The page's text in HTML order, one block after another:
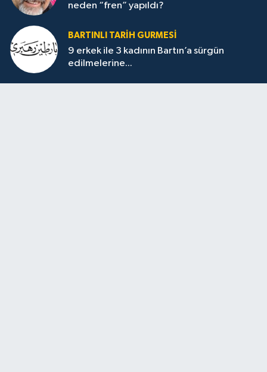
neden “fren” yapıldı?
BARTINLI TARIH GURMESI
9 erkek ile 3 kadının Bartın’a sürgün
edilmelerine...